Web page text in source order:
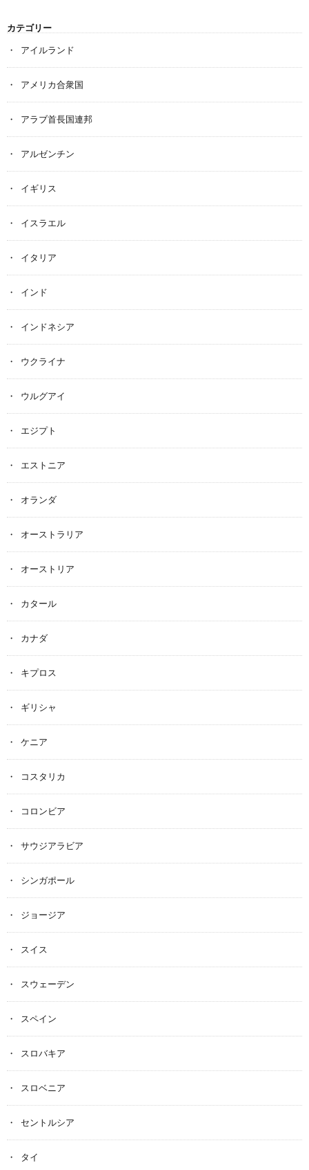
カテゴリー
アイルランド
アメリカ合衆国
アラブ首長国連邦
アルゼンチン
イギリス
イスラエル
イタリア
インド
インドネシア
ウクライナ
ウルグアイ
エジプト
エストニア
オランダ
オーストラリア
オーストリア
カタール
カナダ
キプロス
ギリシャ
ケニア
コスタリカ
コロンビア
サウジアラビア
シンガポール
ジョージア
スイス
スウェーデン
スペイン
スロバキア
スロベニア
セントルシア
タイ